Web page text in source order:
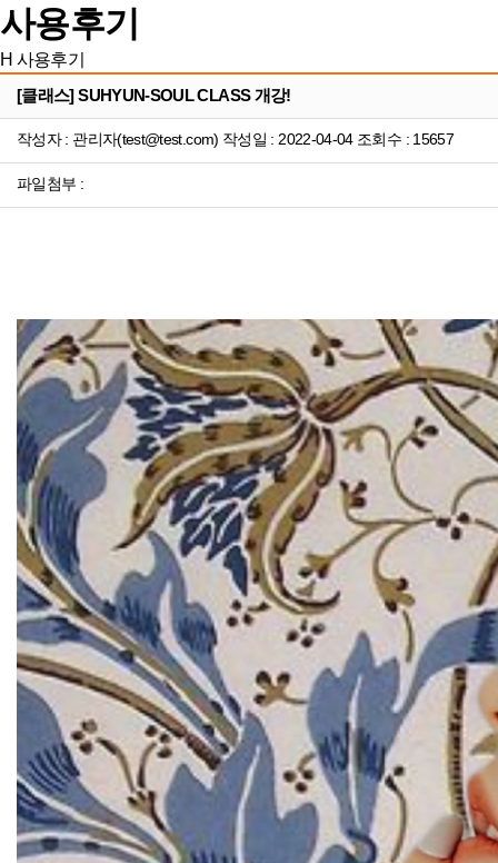
사용후기
H 사용후기
[클래스] SUHYUN-SOUL CLASS 개강!
작성자 : 관리자(test@test.com) 작성일 : 2022-04-04 조회수 : 15657
파일첨부 :